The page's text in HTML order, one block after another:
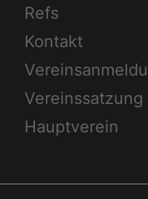
Refs
Kontakt
Vereinssatzung
Hauptverein